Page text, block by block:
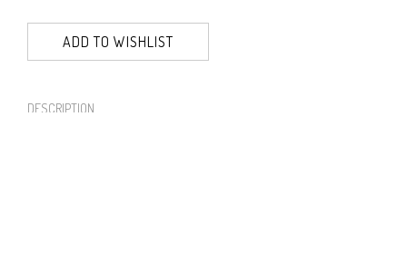
ADD TO WISHLIST
DESCRIPTION